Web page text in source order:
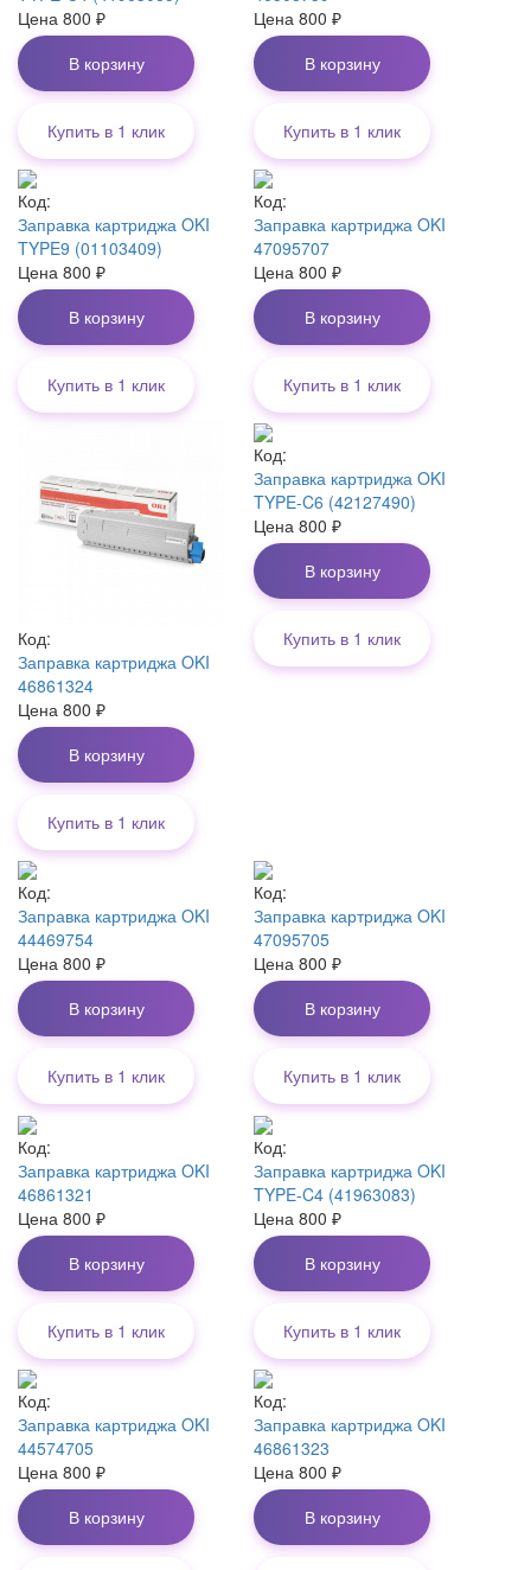
Цена 800 ₽
В корзину
Купить в 1 клик
Цена 800 ₽
В корзину
Купить в 1 клик
Код:
Заправка картриджа OKI
TYPE9 (01103409)
Цена 800 ₽
В корзину
Купить в 1 клик
Код:
Заправка картриджа OKI
47095707
Цена 800 ₽
В корзину
Купить в 1 клик
Код:
Заправка картриджа OKI
46861324
Цена 800 ₽
В корзину
Купить в 1 клик
Код:
Заправка картриджа OKI
TYPE-C6 (42127490)
Цена 800 ₽
В корзину
Купить в 1 клик
Код:
Заправка картриджа OKI
44469754
Цена 800 ₽
В корзину
Купить в 1 клик
Код:
Заправка картриджа OKI
47095705
Цена 800 ₽
В корзину
Купить в 1 клик
Код:
Заправка картриджа OKI
46861321
Цена 800 ₽
В корзину
Купить в 1 клик
Код:
Заправка картриджа OKI
TYPE-C4 (41963083)
Цена 800 ₽
В корзину
Купить в 1 клик
Код:
Заправка картриджа OKI
44574705
Цена 800 ₽
В корзину
Код:
Заправка картриджа OKI
46861323
Цена 800 ₽
В корзину